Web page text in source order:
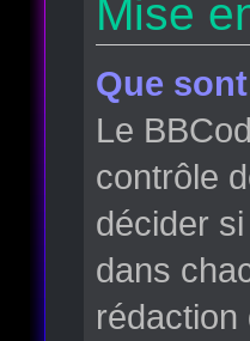
Mise
Que
Le
contrôle
décider
dans